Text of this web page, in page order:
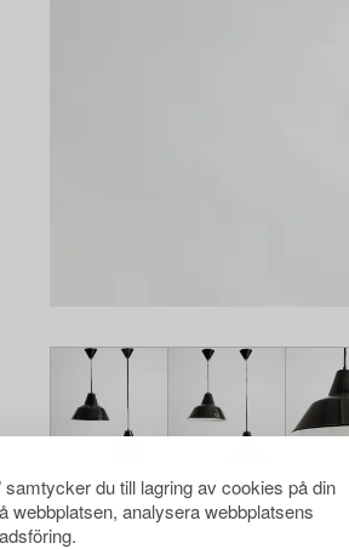
du till lagring av cookies på din
webbplatsen, analysera webbplatsens